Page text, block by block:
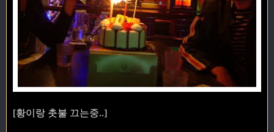
[황이랑 촛불 끄는중..]